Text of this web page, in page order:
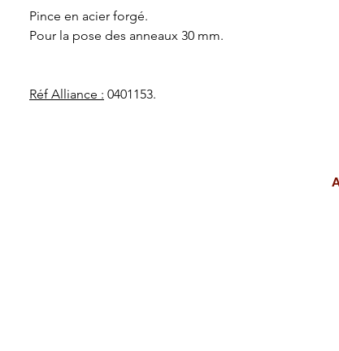
Pince en acier forgé.
Pour la pose des anneaux 30 mm.
Réf Alliance : 0401153.